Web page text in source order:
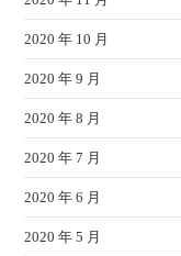
2020 年 10 月
2020 年 9 月
2020 年 8 月
2020 年 7 月
2020 年 6 月
2020 年 5 月